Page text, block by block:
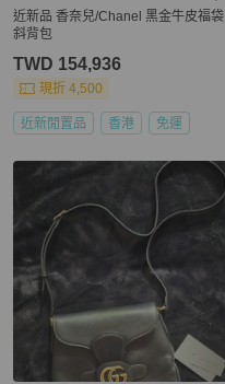
近新品 香奈兒/Chanel 黑金牛皮福袋
斜背包
TWD 154,936
現折 4,500
近新閒置品 香港 免運